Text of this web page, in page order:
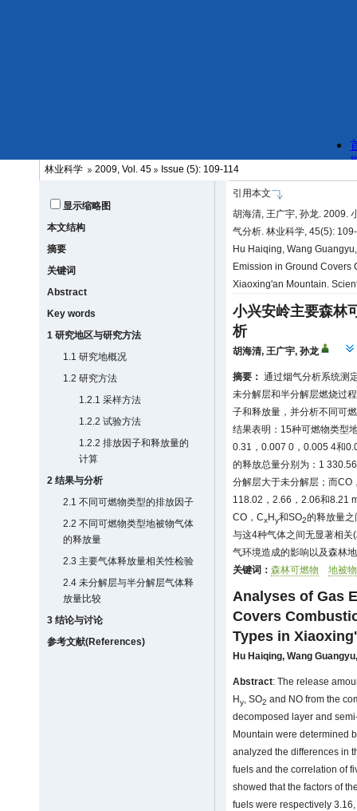
林业科学 2009, Vol. 45 Issue (5): 109-114
显示缩略图
本文结构
摘要
关键词
Abstract
Key words
1 研究地区与研究方法
1.1 研究地概况
1.2 研究方法
1.2.1 采样方法
1.2.2 试验方法
1.2.2 排放因子和释放量的
计算
2 结果与分析
2.1 不同可燃物类型的排放因子
2.2 不同可燃物类型地被物气体
的释放量
2.3 主要气体释放量相关性检验
2.4 未分解层与半分解层气体释
放量比较
3 结论与讨论
参考文献(References)
引用本文
胡海清, 王广宇, 孙龙. 2009.
气分析. 林业科学, 45(5):
Hu Haiqing, Wang
Emission in Ground Covers
Xiaoxing'an Mountain.
小兴安岭主要森林
析
胡海清, 王广宇, 孙龙
摘要： 通过烟气分析系统测
未分解层和半分解层燃烧过
子和释放量，并分析不同可
结果表明：15种可燃物类型
0.31，0.007 0，0.005 4和
的释放总量分别为：1
分解层大于未分解层；而CO
118.02，2.66，2.06和8.21
CO，CxHy和SO2的释放量
与这4种气体之间无显著相关(
气环境造成的影响以及森林
关键词： 森林可燃物 地被物
Analyses of Gas
Covers
Types in
Hu Haiqing, Wang Guangyu
Abstract: The release
Hy, SO2 and NO from the
decomposed layer and
Mountain were determined
analyzed the differences in
fuels and the correlation of
showed that the factors of
fuels were respectively